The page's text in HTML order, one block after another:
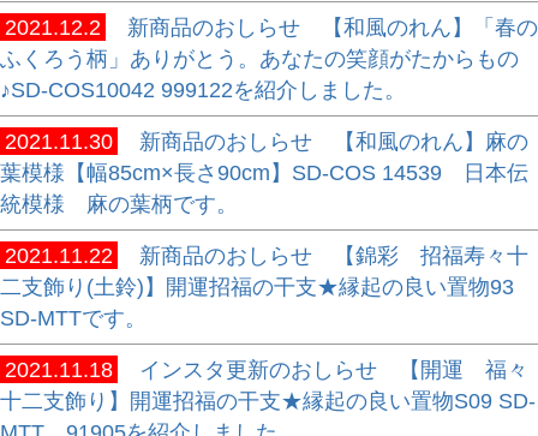
2021.12.2
新商品のおしらせ 【和風のれん】「春の
ふくろう柄」ありがとう。あなたの笑顔がたからもの
♪SD-COS10042 999122を紹介しました。
2021.11.30
新商品のおしらせ 【和風のれん】麻の
葉模様【幅85cm×長さ90cm】SD-COS 14539 日本伝
統模様 麻の葉柄です。
2021.11.22
新商品のおしらせ 【錦彩 招福寿々十
二支飾り(土鈴)】開運招福の干支★縁起の良い置物93
SD-MTTです。
2021.11.18
インスタ更新のおしらせ 【開運 福々
十二支飾り】開運招福の干支★縁起の良い置物S09 SD-